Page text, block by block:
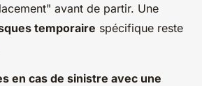
avant de partir. Une
temporaire spécifique reste
en cas de sinistre avec une